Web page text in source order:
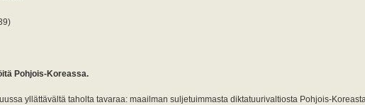
Pohjois-Koreassa.
yllättävältä taholta tavaraa: maailman suljetuimmasta diktatuurivaltiosta Pohjois-